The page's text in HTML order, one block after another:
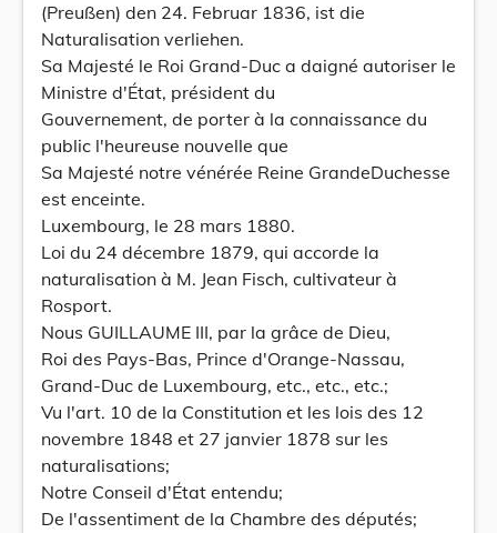
(Preußen) den 24. Februar 1836, ist die
Naturalisation verliehen.
Sa Majesté le Roi Grand-Duc a daigné autoriser le
Ministre d'État, président du
Gouvernement, de porter à la connaissance du
public l'heureuse nouvelle que
Sa Majesté notre vénérée Reine GrandeDuchesse
est enceinte.
Luxembourg, le 28 mars 1880.
Loi du 24 décembre 1879, qui accorde la
naturalisation à M. Jean Fisch, cultivateur à
Rosport.
Nous GUILLAUME III, par la grâce de Dieu,
Roi des Pays-Bas, Prince d'Orange-Nassau,
Grand-Duc de Luxembourg, etc., etc., etc.;
Vu l'art. 10 de la Constitution et les lois des 12
novembre 1848 et 27 janvier 1878 sur les
naturalisations;
Notre Conseil d'État entendu;
De l'assentiment de la Chambre des députés;